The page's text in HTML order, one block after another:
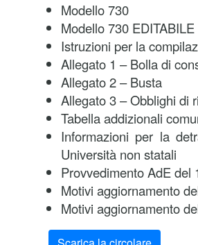
Modello 730
Modello 730 EDITABILE
Istruzioni per la
Allegato 1 – Bolla di
Allegato 2 – Busta
Allegato 3 – Obblighi di
Tabella addizionali
Informazioni per la
Università non statali
Provvedimento AdE del
Motivi aggiornamento
Motivi aggiornamento